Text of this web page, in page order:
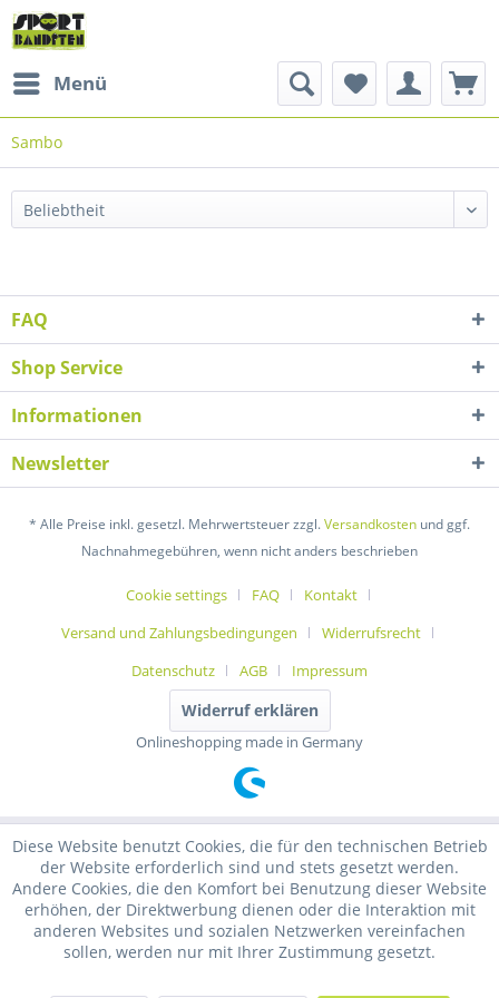
Menü
Sambo
FAQ
Shop Service
Informationen
Newsletter
* Alle Preise inkl. gesetzl. Mehrwertsteuer zzgl.Versandkosten und ggf.
Nachnahmegebühren, wenn nicht anders beschrieben
Cookie settings FAQ
Kontakt
Versand und Zahlungsbedingungen
Widerrufsrecht
Datenschutz
AGB Impressum
Widerruf erklären
Onlineshopping made in Germany
Diese Website benutzt Cookies, die für den technischen Betrieb
der Website erforderlich sind und stets gesetzt werden.
Andere Cookies, die den Komfort bei Benutzung dieser Website
erhöhen, der Direktwerbung dienen oder die Interaktion mit
anderen Websites und sozialen Netzwerken vereinfachen
sollen, werden nur mit Ihrer Zustimmung gesetzt.